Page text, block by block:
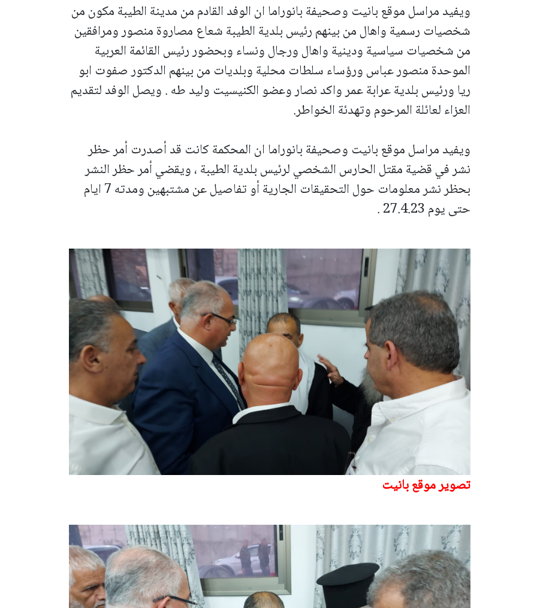
ويفيد مراسل موقع بانيت وصحيفة بانوراما ان الوفد القادم من مدينة الطيبة مكون من
شخصيات رسمية واهال من بينهم رئيس بلدية الطيبة شعاع مصاروة منصور ومرافقين
من شخصيات سياسية ودينية واهال ورجال ونساء وبحضور رئيس القائمة العربية
الموحدة منصور عباس ورؤساء سلطات محلية وبلديات من بينهم الدكتور صفوت ابو
ريا ورئيس بلدية عرابة عمر واكد نصار وعضو الكنيسيت وليد طه . ويصل الوفد لتقديم
العزاء لعائلة المرحوم وتهدئة الخواطر.
ويفيد مراسل موقع بانيت وصحيفة بانوراما ان المحكمة كانت قد أصدرت أمر حظر
نشر في قضية مقتل الحارس الشخصي لرئيس بلدية الطيبة ، ويقضي أمر حظر النشر
بحظر نشر معلومات حول التحقيقات الجارية أو تفاصيل عن مشتبهين ومدته 7 ايام
حتى يوم 27.4.23 .
تصوير موقع بانيت